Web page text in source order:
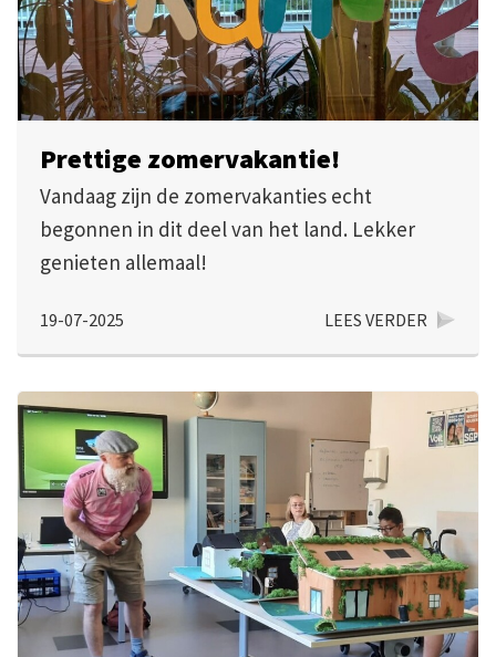
Prettige zomervakantie!
Vandaag zijn de zomervakanties echt
begonnen in dit deel van het land. Lekker
genieten allemaal!
19-07-2025 LEES VERDER